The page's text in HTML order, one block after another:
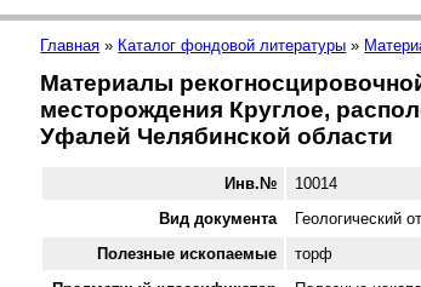
Главная » Каталог фондовой литературы »
Материалы
месторождения Круглое,
Уфалей Челябинской области
Инв.№
10014
Вид документа
Геологический
Полезные ископаемые
торф